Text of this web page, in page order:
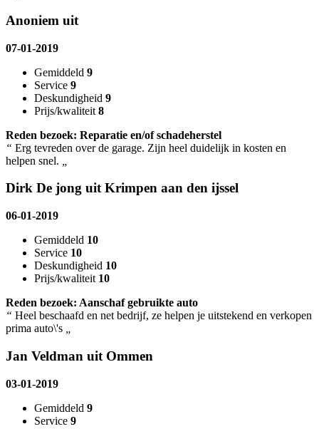
Anoniem uit
07-01-2019
Gemiddeld 9
Service 9
Deskundigheid 9
Prijs/kwaliteit 8
Reden bezoek: Reparatie en/of schadeherstel
“ Erg tevreden over de garage. Zijn heel duidelijk in kosten en
helpen snel.
Dirk De jong uit Krimpen aan den ijssel
06-01-2019
Gemiddeld 10
Service 10
Deskundigheid 10
Prijs/kwaliteit 10
Reden bezoek: Aanschaf gebruikte auto
“ Heel beschaafd en net bedrijf, ze helpen je uitstekend en verkopen
prima auto\'s
Jan Veldman uit Ommen
03-01-2019
Gemiddeld 9
Service 9